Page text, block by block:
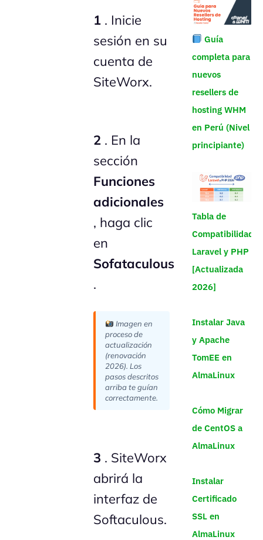
1 . Inicie
sesión en su
cuenta de
SiteWorx.
2 . En la
sección
Funciones
adicionales
, haga clic
en
Sofataculous
.
Imagen en
proceso de
actualización
(renovación
2026). Los
pasos descritos
arriba te guían
correctamente.
3 . SiteWorx
abrirá la
interfaz de
Softaculous.
Guía
completa para
nuevos
resellers de
hosting WHM
en Perú (Nivel
principiante)
Tabla de
Compatibilidad
Laravel y PHP
[Actualizada
2026]
Instalar Java
y Apache
TomEE en
AlmaLinux
Cómo Migrar
de CentOS a
AlmaLinux
Instalar
Certificado
SSL en
AlmaLinux